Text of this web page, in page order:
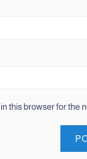
this browser for the